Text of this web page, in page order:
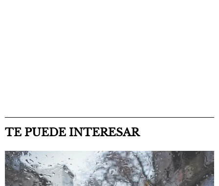
TE PUEDE INTERESAR